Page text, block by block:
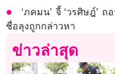
‘ภคมน’ จี้ ‘วรศิษฎ์’
ชื่อลุงถูกกล่าวหา
ข่าวล่าสุด